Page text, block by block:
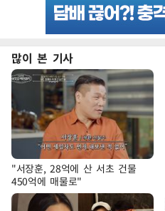
많이 본 기사
"서장훈, 28억에 산 서초 건물
450억에 매물로"